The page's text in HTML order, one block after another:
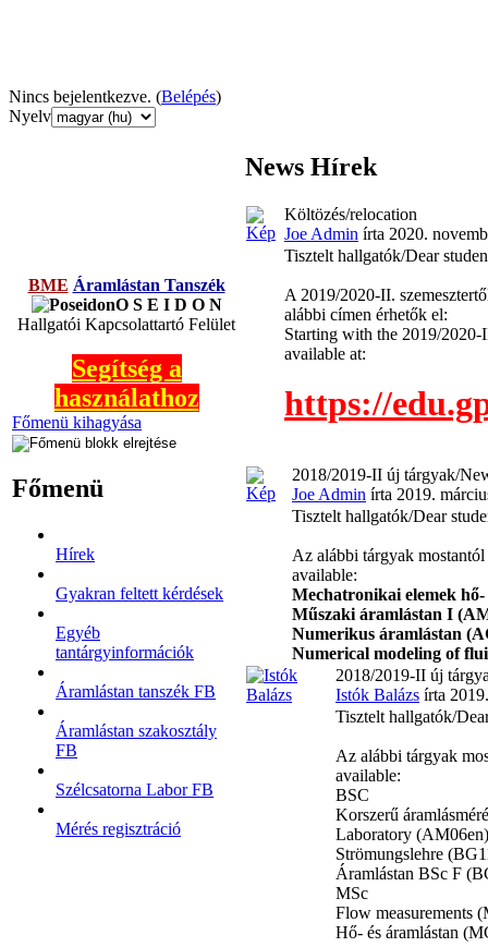
Nincs bejelentkezve. (Belépés)
Nyelv
BME Áramlástan Tanszék
O S E I D O N
Hallgatói Kapcsolattartó Felület
Segítség a
használathoz
Főmenü kihagyása
Főmenü
Hírek
Gyakran feltett kérdések
Egyéb
tantárgyinformációk
Áramlástan tanszék FB
Áramlástan szakosztály
FB
Szélcsatorna Labor FB
Mérés regisztráció
News Hírek
Költözés/relocation
Joe Admin írta 2020.
Tisztelt hallgatók/Dear
A 2019/2020-II.
alábbi címen érhetők el:
Starting with the 2019/2020-
available at:
https://
2018/2019-II új tárgyak/
Joe Admin írta 2019.
Tisztelt hallgatók/Dear
Az alábbi tárgyak
available:
Mechatronikai elemek
Műszaki áramlástan I
Numerikus áramlástan
Numerical modeling of
2018/2019-II új
Istók Balázs írta
Tisztelt hallgatók/
Az alábbi tárgyak
available:
BSC
Korszerű
Laboratory
Strömungslehre
Áramlástan BSc F
MSc
Flow measurements
Hő- és áramlástan